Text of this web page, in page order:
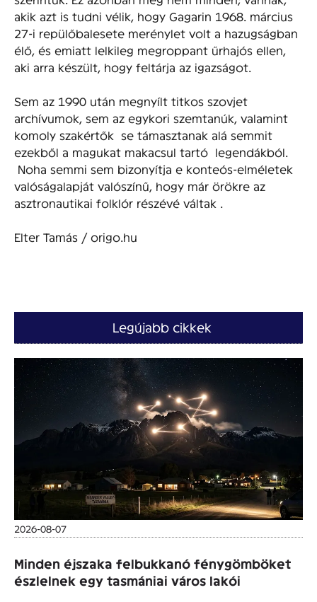
akik azt is tudni vélik, hogy Gagarin 1968. március
27-i repülőbalesete merénylet volt a hazugságban
élő, és emiatt lelkileg megroppant űrhajós ellen,
aki arra készült, hogy feltárja az igazságot.
Sem az 1990 után megnyílt titkos szovjet
archívumok, sem az egykori szemtanúk, valamint
komoly szakértők se támasztanak alá semmit
ezekből a magukat makacsul tartó legendákból.
Noha semmi sem bizonyítja e konteós-elméletek
valóságalapját valószínű, hogy már örökre az
asztronautikai folklór részévé váltak .
Elter Tamás / origo.hu
Legújabb cikkek
2026-08-07
Minden éjszaka felbukkanó fénygömböket
észlelnek egy tasmániai város lakói